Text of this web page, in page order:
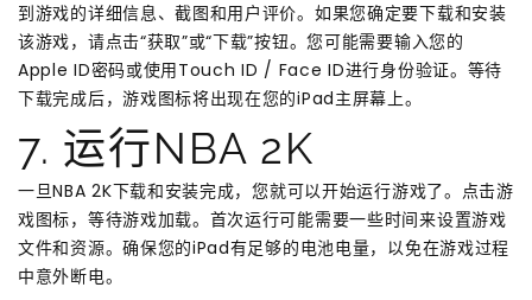
到游戏的详细信息、截图和用户评价。如果您确定要下载和安装
该游戏，请点击“获取”或“下载”按钮。您可能需要输入您的
Apple ID密码或使用Touch ID / Face ID进行身份验证。等待
下载完成后，游戏图标将出现在您的iPad主屏幕上。
7. 运行NBA 2K
一旦NBA 2K下载和安装完成，您就可以开始运行游戏了。点击游
戏图标，等待游戏加载。首次运行可能需要一些时间来设置游戏
文件和资源。确保您的iPad有足够的电池电量，以免在游戏过程
中意外断电。